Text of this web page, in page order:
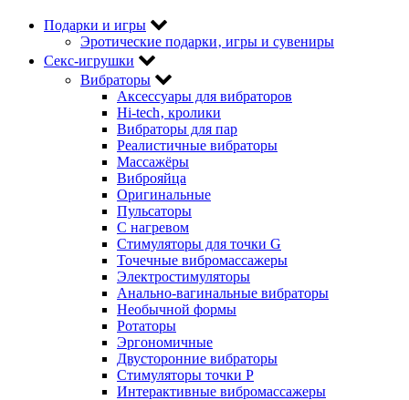
Подарки и игры
Эротические подарки‚ игры и сувениры
Секс-игрушки
Вибраторы
Аксессуары для вибраторов
Hi-tech‚ кролики
Вибраторы для пар
Реалистичные вибраторы
Массажёры
Виброяйца
Оригинальные
Пульсаторы
С нагревом
Стимуляторы для точки G
Точечные вибромассажеры
Электростимуляторы
Анально-вагинальные вибраторы
Необычной формы
Ротаторы
Эргономичные
Двусторонние вибраторы
Стимуляторы точки P
Интерактивные вибромассажеры